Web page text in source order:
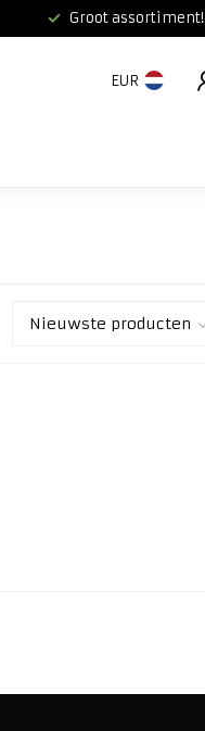
Groot assortiment!
EUR